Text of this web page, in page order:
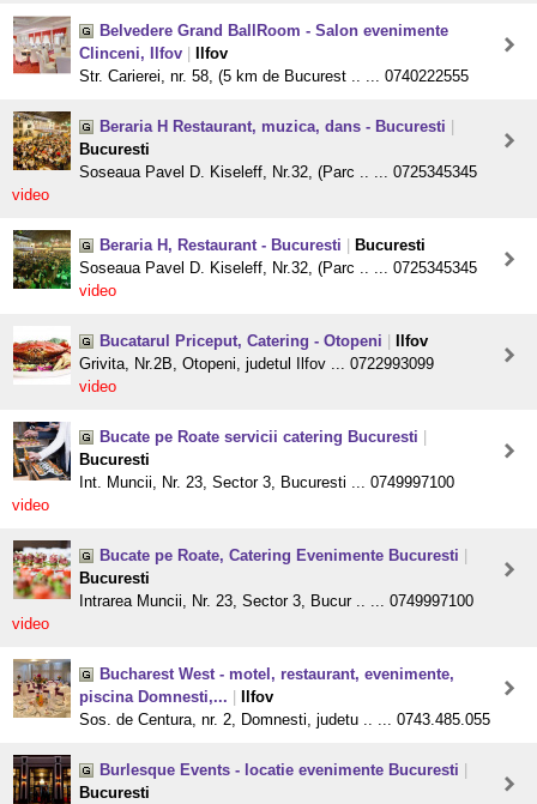
Belvedere Grand BallRoom - Salon evenimente
Clinceni, Ilfov
Ilfov
Str. Carierei, nr. 58, (5 km de Bucurest .. ... 0740222555
Beraria H Restaurant, muzica, dans - Bucuresti
Bucuresti
Soseaua Pavel D. Kiseleff, Nr.32, (Parc .. ... 0725345345
video
Beraria H, Restaurant - Bucuresti
Bucuresti
Soseaua Pavel D. Kiseleff, Nr.32, (Parc .. ... 0725345345
video
Bucatarul Priceput, Catering - Otopeni
Ilfov
Grivita, Nr.2B, Otopeni, judetul Ilfov ... 0722993099
video
Bucate pe Roate servicii catering Bucuresti
Bucuresti
Int. Muncii, Nr. 23, Sector 3, Bucuresti ... 0749997100
video
Bucate pe Roate, Catering Evenimente Bucuresti
Bucuresti
Intrarea Muncii, Nr. 23, Sector 3, Bucur .. ... 0749997100
video
Bucharest West - motel, restaurant, evenimente,
piscina Domnesti,...
Ilfov
Sos. de Centura, nr. 2, Domnesti, judetu .. ... 0743.485.055
Burlesque Events - locatie evenimente Bucuresti
Bucuresti